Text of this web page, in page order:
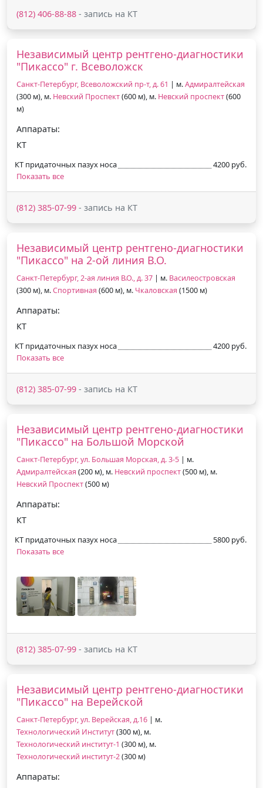
(812) 406-88-88 - запись на КТ
Независимый центр рентгено-диагностики
"Пикассо" г. Всеволожск
Санкт-Петербург, Всеволожский пр-т, д. 61 | м.Адмиралтейская
(300 м), м. Невский Проспект(600 м), м. Невский проспект(600
м)
Аппараты:
КТ
КТ придаточных пазух носа
4200 руб.
Показать все
(812) 385-07-99 - запись на КТ
Независимый центр рентгено-диагностики
"Пикассо" на 2-ой линия В.О.
Санкт-Петербург, 2-ая линия В.О., д. 37 | м. Василеостровская
(300 м), м.Спортивная (600 м), м. Чкаловская (1500 м)
Аппараты:
КТ
КТ придаточных пазух носа
4200 руб.
Показать все
(812) 385-07-99 - запись на КТ
Независимый центр рентгено-диагностики
"Пикассо" на Большой Морской
Санкт-Петербург, ул. Большая Морская, д. 3-5 | м.
Адмиралтейская (200 м), м. Невский проспект(500 м), м.
Невский Проспект(500 м)
Аппараты:
КТ
КТ придаточных пазух носа
5800 руб.
Показать все
(812) 385-07-99 - запись на КТ
Независимый центр рентгено-диагностики
"Пикассо" на Верейской
Санкт-Петербург, ул. Верейская, д.16 | м.
Технологический Институт(300 м), м.
Технологический институт-1 (300 м), м.
Технологический институт-2(300 м)
Аппараты: